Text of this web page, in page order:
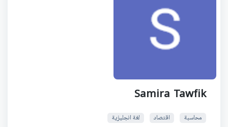
Samira Tawfik
محاسبة اقتصاد لغة انجليزية